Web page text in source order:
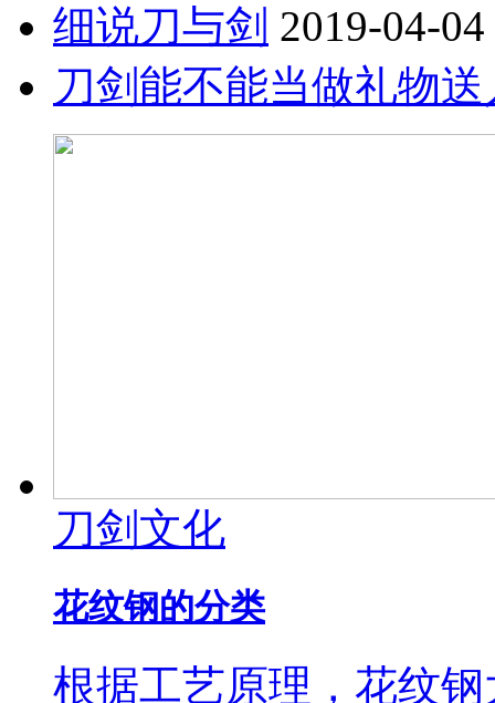
细说刀与剑 2019-04-04
刀剑能不能当做礼物
刀剑文化
花纹钢的分类
根据工艺原理，花纹